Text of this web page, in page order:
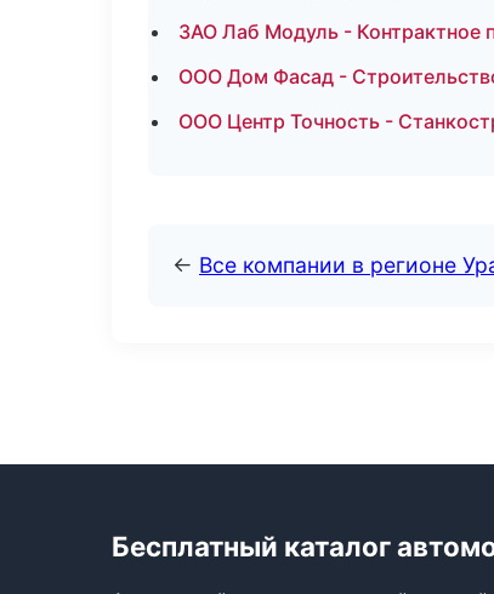
ЗАО Лаб Модуль - Контрактное
ООО Дом Фасад -
ООО Центр Точность -
← Все компании в регионе
Бесплатный каталог